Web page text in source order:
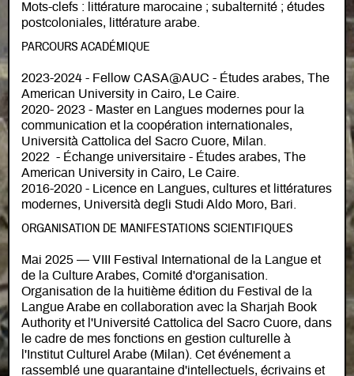
Mots-clefs : littérature marocaine ; subalternité ; études
postcoloniales, littérature arabe.
PARCOURS ACADÉMIQUE
2023-2024 - Fellow CASA@AUC - Études arabes, The
American University in Cairo, Le Caire.
2020- 2023 - Master en Langues modernes pour la
communication et la coopération internationales,
Università Cattolica del Sacro Cuore, Milan.
2022 - Échange universitaire - Études arabes, The
American University in Cairo, Le Caire.
2016-2020 - Licence en Langues, cultures et littératures
modernes, Università degli Studi Aldo Moro, Bari.
ORGANISATION DE MANIFESTATIONS SCIENTIFIQUES
Mai 2025 — VIII Festival International de la Langue et
de la Culture Arabes, Comité d'organisation.
Organisation de la huitième édition du Festival de la
Langue Arabe en collaboration avec la Sharjah Book
Authority et l'Université Cattolica del Sacro Cuore, dans
le cadre de mes fonctions en gestion culturelle à
l'Institut Culturel Arabe (Milan). Cet événement a
rassemblé une quarantaine d'intellectuels, écrivains et